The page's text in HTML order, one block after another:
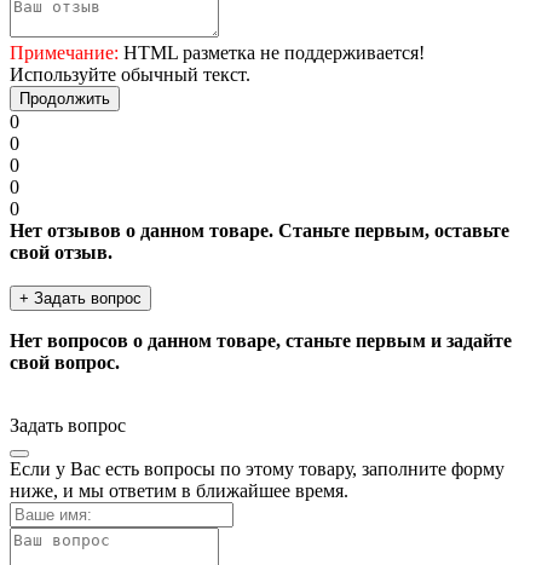
Примечание: HTML разметка не поддерживается!
Используйте обычный текст.
Продолжить
0
0
0
0
0
Нет отзывов о данном товаре. Станьте первым, оставьте
свой отзыв.
+ Задать вопрос
Нет вопросов о данном товаре, станьте первым и задайте
свой вопрос.
Задать вопрос
Если у Вас есть вопросы по этому товару, заполните форму
ниже, и мы ответим в ближайшее время.